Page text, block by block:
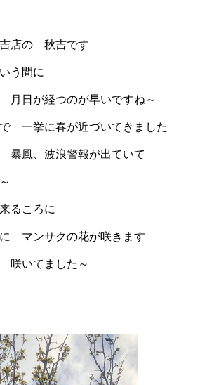
店の 秋吉です
う間に
日が経つのが早いですね～
一挙に春が近づいてきました
暴風、波浪警報が出ていて
るころに
マンサクの花が咲きます
咲いてました～